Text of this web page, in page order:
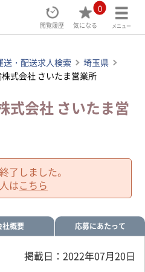
閲覧履歴
0
気になる メニュー
送・配送求人検索
埼玉県
式会社 さいたま営業所
式会社 さいたま営
了しました。
はこちら
社概要 応募にあたって
掲載日：2022年07月20日